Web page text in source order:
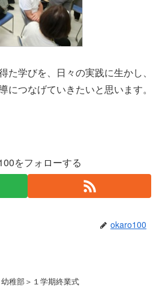
学びを、日々の実践に生かし、
につなげていきたいと思います。
をフォローする
okaro100
幼稚部＞１学期終業式